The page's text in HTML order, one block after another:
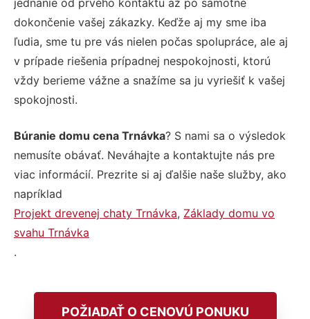
dokončenie vašej zákazky. Keďže aj my sme iba
ľudia, sme tu pre vás nielen počas spolupráce, ale aj
v prípade riešenia prípadnej nespokojnosti, ktorú
vždy berieme vážne a snažíme sa ju vyriešiť k vašej
spokojnosti.
Búranie domu cena Trnávka? S nami sa o výsledok
nemusíte obávať. Neváhajte a kontaktujte nás pre
viac informácií. Prezrite si aj ďalšie naše služby, ako
napríklad
Projekt drevenej chaty Trnávka, Základy domu vo
svahu Trnávka
.
POŽIADAŤ O CENOVÚ PONUKU